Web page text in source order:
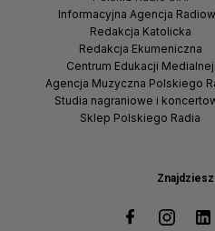
Znajdziesz
Informacyjna Agencja
Redakcja Katolicka
Redakcja Ekumeniczna
Centrum Edukacji Medialnej
Agencja Muzyczna Polskiego
Studia nagraniowe i
Sklep Polskiego Radia